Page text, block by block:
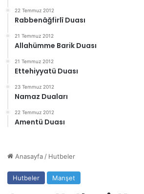
22 Temmuz 2012
Rabbenâğfirlî Duası
21 Temmuz 2012
Allahümme Barik Duası
21 Temmuz 2012
Ettehiyyatü Duası
23 Temmuz 2012
Namaz Duaları
22 Temmuz 2012
Amentü Duası